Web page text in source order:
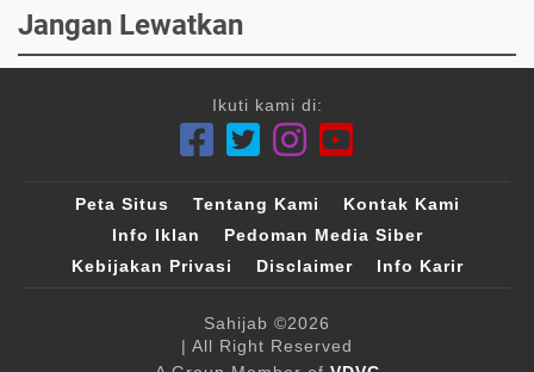
Jangan Lewatkan
Ikuti kami di:
Peta Situs Tentang Kami
Kontak Kami
Info Iklan
Pedoman Media Siber
Kebijakan Privasi
Disclaimer Info Karir
Sahijab ©2026
| All Right Reserved